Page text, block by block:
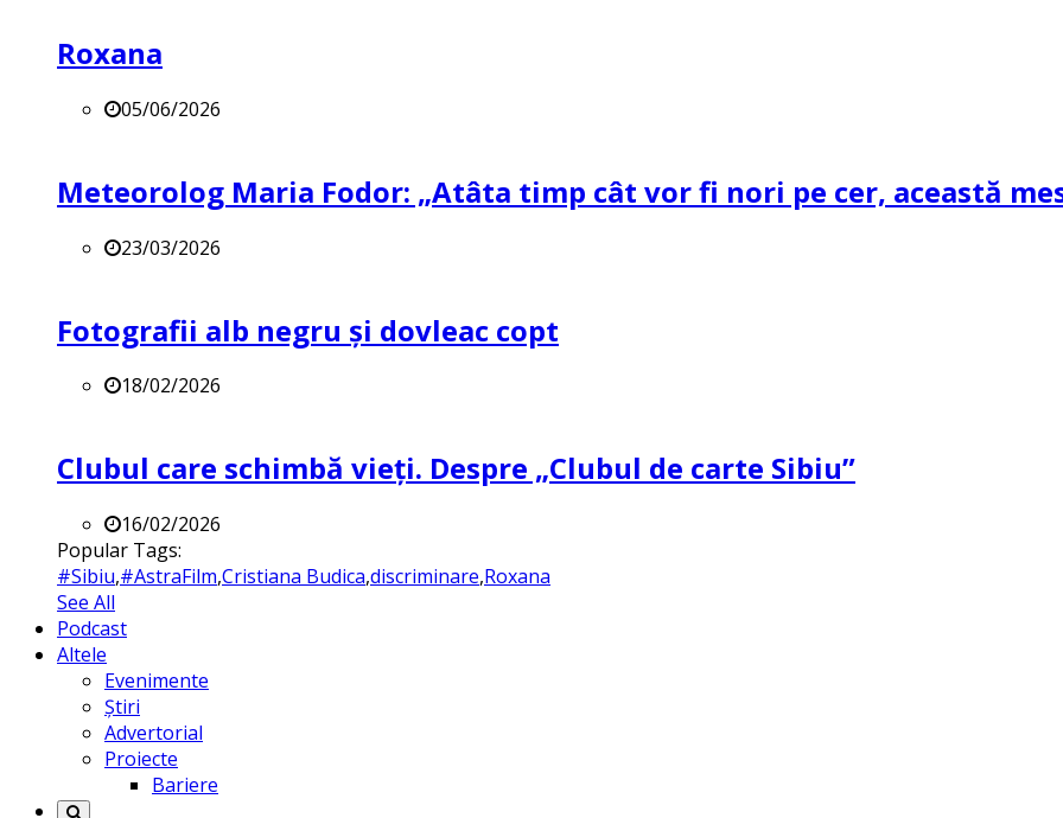
Roxana
05/06/2026
Meteorolog Maria Fodor: „Atâta timp cât vor fi nori pe cer, această
23/03/2026
Fotografii alb negru și dovleac copt
18/02/2026
Clubul care schimbă vieți. Despre „Clubul de carte Sibiu”
16/02/2026
Popular Tags:
#Sibiu,#AstraFilm,Cristiana Budica,discriminare,Roxana
See All
Podcast
Altele
Evenimente
Știri
Advertorial
Proiecte
Bariere